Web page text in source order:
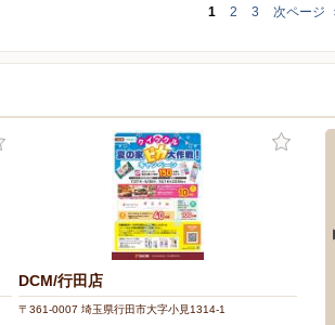
1 2 3 次ページ
DCM/行田店
〒361-0007 埼玉県行田市大字小見1314-1